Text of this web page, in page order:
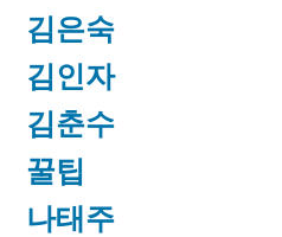
김은숙
김인자
김춘수
꿀팁
나태주